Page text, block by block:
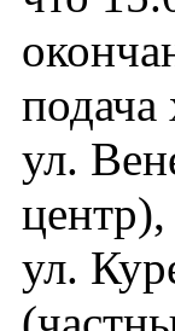
ул.
ул.